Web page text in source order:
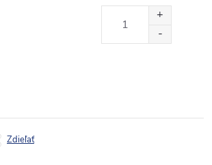
Zdieľať